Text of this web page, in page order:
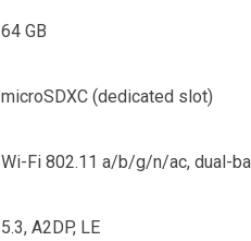
64 GB
microSDXC (dedicated slot)
Wi-Fi 802.11 a/b/g/n/ac, dual-
5.3, A2DP, LE